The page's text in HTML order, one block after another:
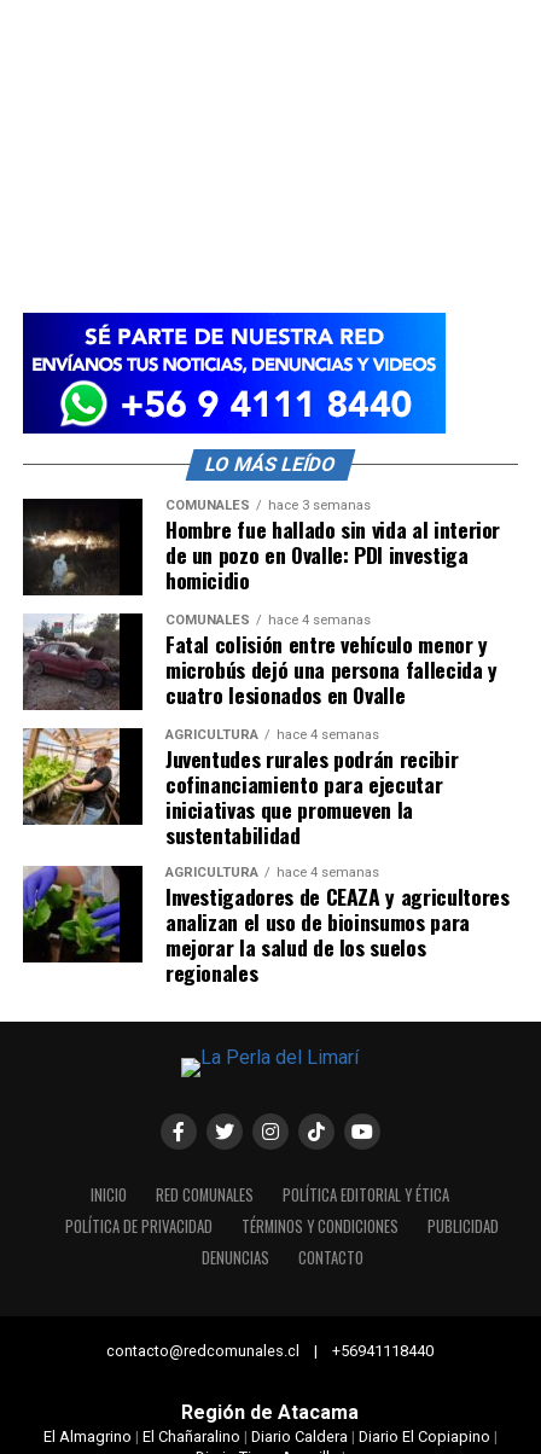
LO MÁS LEÍDO
COMUNALES hace 3 semanas
Hombre fue hallado sin vida al interior
de un pozo en Ovalle: PDI investiga
homicidio
COMUNALES hace 4 semanas
Fatal colisión entre vehículo menor y
microbús dejó una persona fallecida y
cuatro lesionados en Ovalle
AGRICULTURA hace 4 semanas
Juventudes rurales podrán recibir
cofinanciamiento para ejecutar
iniciativas que promueven la
sustentabilidad
AGRICULTURA hace 4 semanas
Investigadores de CEAZA y agricultores
analizan el uso de bioinsumos para
mejorar la salud de los suelos
regionales
INICIO RED COMUNALES
POLÍTICA EDITORIAL Y ÉTICA
POLÍTICA DE PRIVACIDAD
TÉRMINOS Y CONDICIONES
PUBLICIDAD
DENUNCIAS
CONTACTO
contacto@redcomunales.cl | +56941118440
Región de Atacama
El Almagrino | El Chañaralino | Diario Caldera| Diario El Copiapino |